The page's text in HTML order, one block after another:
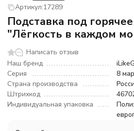
Артикул:17289
Подставка под
"Лёгкость в каждом
Написать отзыв
Наш бренд
Серия
8
Страна производства
Штрихкод
Индивидуальная упаковка